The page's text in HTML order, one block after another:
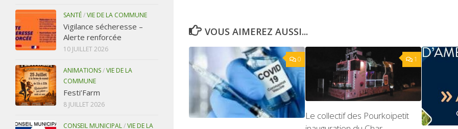
VOUS AIMEREZ AUSSI...
0 1
Le collectif des Pourkoipetit
SANTÉ/VIE DE LA COMMUNE
Vigilance sécheresse –
Alerte renforcée
10 JUILLET 2026
ANIMATIONS/VIE DE LA
COMMUNE
Festi’Farm
8 JUILLET 2026
CONSEIL MUNICIPAL/VIE DE LA